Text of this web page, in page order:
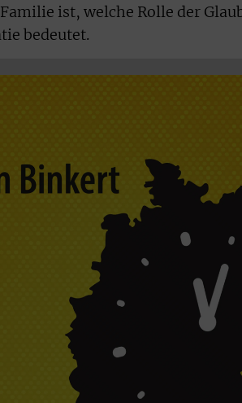
ist, welche Rolle der
bedeutet.